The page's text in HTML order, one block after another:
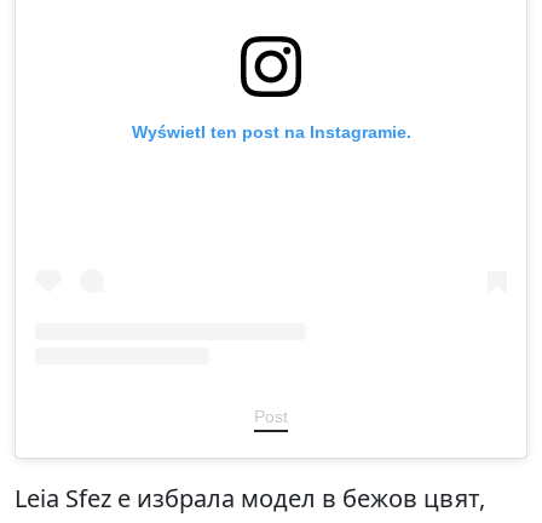
Wyświetl ten post na Instagramie.
Post
Leia Sfez е избрала модел в бежов цвят,